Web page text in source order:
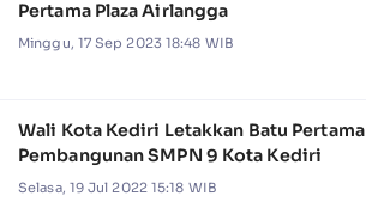
Pertama Plaza Airlangga
Minggu, 17 Sep 2023 18:48 WIB
Wali Kota Kediri Letakkan Batu Pertama
Pembangunan SMPN 9 Kota Kediri
Selasa, 19 Jul 2022 15:18 WIB